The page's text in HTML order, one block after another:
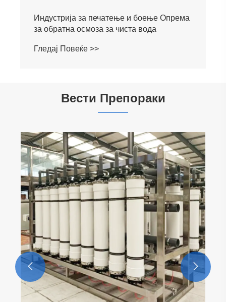
Индустрија за печатење и боење Опрема
за обратна осмоза за чиста вода
Гледај Повеќе >>
Вести Препораки
 